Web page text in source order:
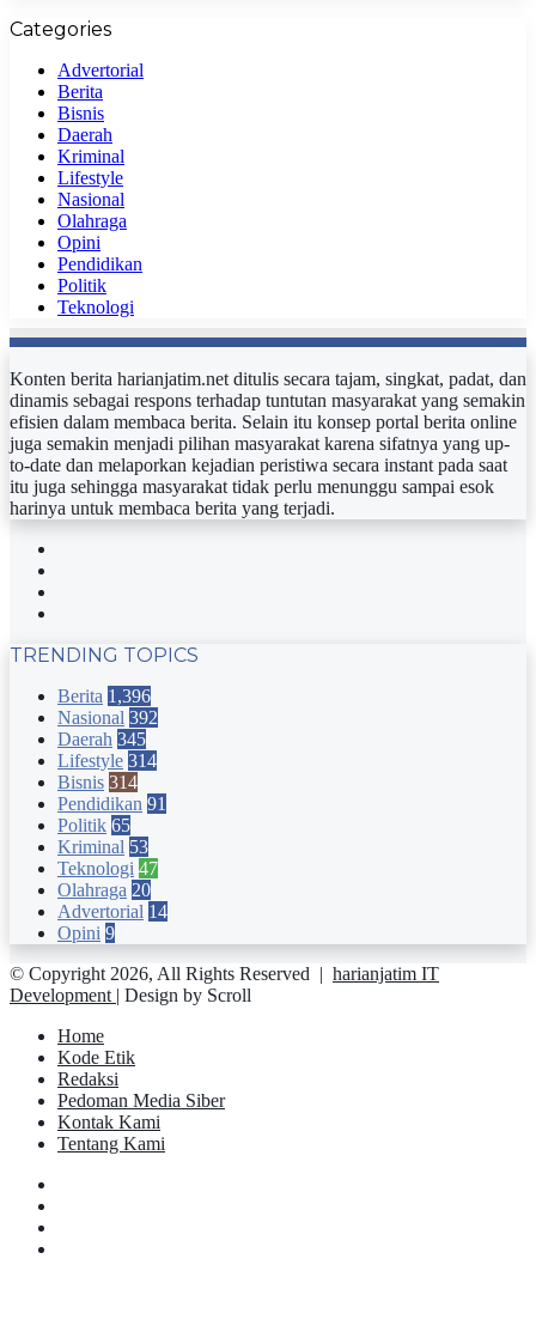
Categories
Advertorial
Berita
Bisnis
Daerah
Kriminal
Lifestyle
Nasional
Olahraga
Opini
Pendidikan
Politik
Teknologi
Konten berita harianjatim.net ditulis secara tajam, singkat, padat, dan
dinamis sebagai respons terhadap tuntutan masyarakat yang semakin
efisien dalam membaca berita. Selain itu konsep portal berita online
juga semakin menjadi pilihan masyarakat karena sifatnya yang up-
to-date dan melaporkan kejadian peristiwa secara instant pada saat
itu juga sehingga masyarakat tidak perlu menunggu sampai esok
harinya untuk membaca berita yang terjadi.
TRENDING TOPICS
Berita 1,396
Nasional 392
Daerah 345
Lifestyle 314
Bisnis 314
Pendidikan 91
Politik 65
Kriminal 53
Teknologi 47
Olahraga 20
Advertorial 14
Opini 9
© Copyright 2026, All Rights Reserved | harianjatim IT
Development | Design by Scroll
Home
Kode Etik
Redaksi
Pedoman Media Siber
Kontak Kami
Tentang Kami